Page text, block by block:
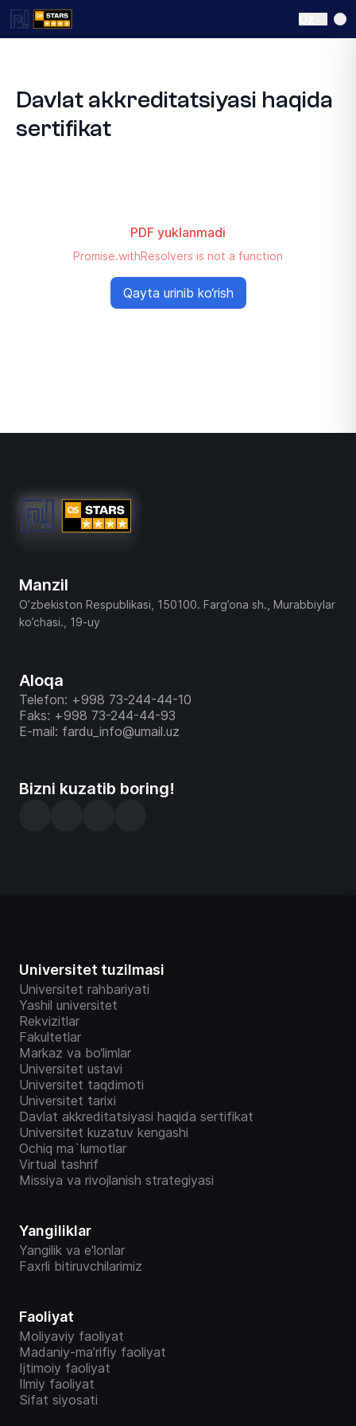
Davlat akkreditatsiyasi haqida
sertifikat
PDF yuklanmadi
Promise.withResolvers is not a function
Qayta urinib ko‘rish
Manzil
O’zbekiston Respublikasi, 150100. Farg’ona sh., Murabbiylar
ko’chasi., 19-uy
Aloqa
Telefon: +998 73-244-44-10
Faks: +998 73-244-44-93
E-mail: fardu_info@umail.uz
Bizni kuzatib boring!
Universitet tuzilmasi
Universitet rahbariyati
Yashil universitet
Rekvizitlar
Fakultetlar
Markaz va bo‘limlar
Universitet ustavi
Universitet taqdimoti
Universitet tarixi
Davlat akkreditatsiyasi haqida sertifikat
Universitet kuzatuv kengashi
Ochiq ma`lumotlar
Virtual tashrif
Missiya va rivojlanish strategiyasi
Yangiliklar
Yangilik va e'lonlar
Faxrli bitiruvchilarimiz
Faoliyat
Moliyaviy faoliyat
Madaniy-ma’rifiy faoliyat
Ijtimoiy faoliyat
Ilmiy faoliyat
Sifat siyosati